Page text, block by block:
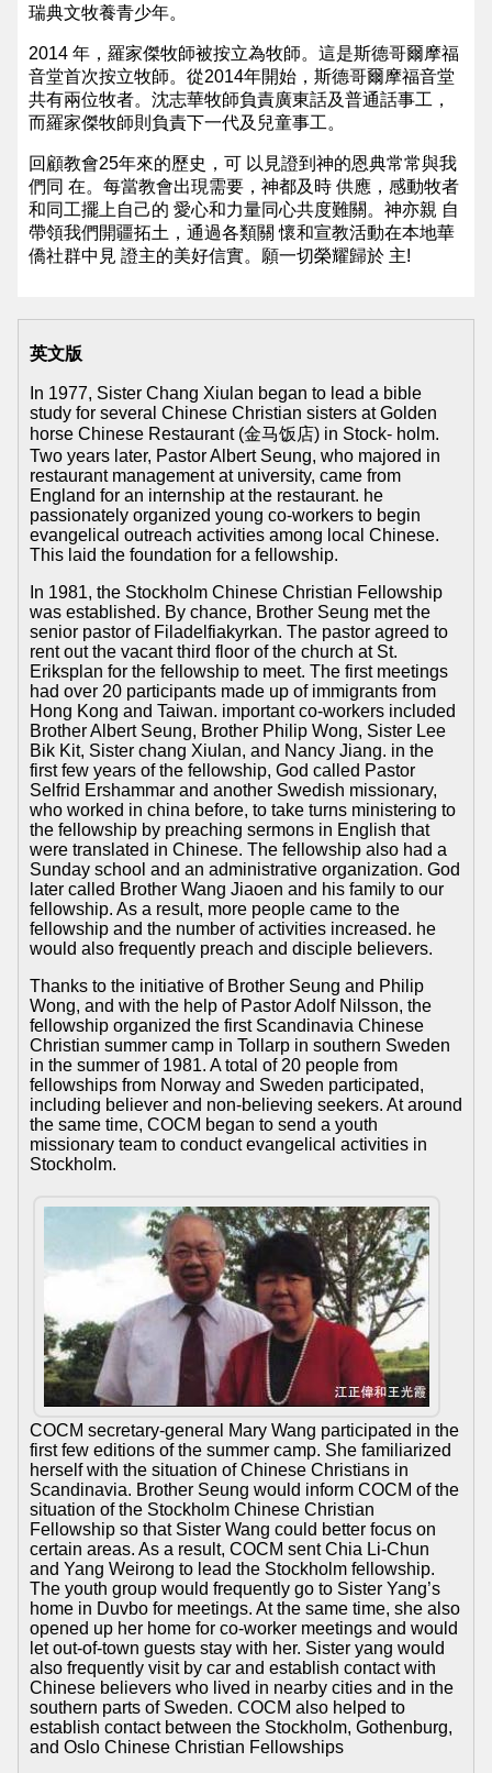
瑞典文牧養青少年。
2014 年，羅家傑牧師被按立為牧師。這是斯德哥爾摩福
音堂首次按立牧師。從2014年開始，斯德哥爾摩福音堂
共有兩位牧者。沈志華牧師負責廣東話及普通話事工，
而羅家傑牧師則負責下一代及兒童事工。
回顧教會25年來的歷史，可 以見證到神的恩典常常與我
們同 在。每當教會出現需要，神都及時 供應，感動牧者
和同工擺上自己的 愛心和力量同心共度難關。神亦親 自
帶領我們開疆拓土，通過各類關 懷和宣教活動在本地華
僑社群中見 證主的美好信實。願一切榮耀歸於 主!
英文版
In 1977, Sister Chang Xiulan began to lead a bible
study for several Chinese Christian sisters at Golden
horse Chinese Restaurant (金马饭店) in Stock- holm.
Two years later, Pastor Albert Seung, who majored in
restaurant management at university, came from
England for an internship at the restaurant. he
passionately organized young co-workers to begin
evangelical outreach activities among local Chinese.
This laid the foundation for a fellowship.
In 1981, the Stockholm Chinese Christian Fellowship
was established. By chance, Brother Seung met the
senior pastor of Filadelfiakyrkan. The pastor agreed to
rent out the vacant third floor of the church at St.
Eriksplan for the fellowship to meet. The first meetings
had over 20 participants made up of immigrants from
Hong Kong and Taiwan. important co-workers included
Brother Albert Seung, Brother Philip Wong, Sister Lee
Bik Kit, Sister chang Xiulan, and Nancy Jiang. in the
first few years of the fellowship, God called Pastor
Selfrid Ershammar and another Swedish missionary,
who worked in china before, to take turns ministering to
the fellowship by preaching sermons in English that
were translated in Chinese. The fellowship also had a
Sunday school and an administrative organization. God
later called Brother Wang Jiaoen and his family to our
fellowship. As a result, more people came to the
fellowship and the number of activities increased. he
would also frequently preach and disciple believers.
Thanks to the initiative of Brother Seung and Philip
Wong, and with the help of Pastor Adolf Nilsson, the
fellowship organized the first Scandinavia Chinese
Christian summer camp in Tollarp in southern Sweden
in the summer of 1981. A total of 20 people from
fellowships from Norway and Sweden participated,
including believer and non-believing seekers. At around
the same time, COCM began to send a youth
missionary team to conduct evangelical activities in
Stockholm.
COCM secretary-general Mary Wang participated in the
first few editions of the summer camp. She familiarized
herself with the situation of Chinese Christians in
Scandinavia. Brother Seung would inform COCM of the
situation of the Stockholm Chinese Christian
Fellowship so that Sister Wang could better focus on
certain areas. As a result, COCM sent Chia Li-Chun
and Yang Weirong to lead the Stockholm fellowship.
The youth group would frequently go to Sister Yang’s
home in Duvbo for meetings. At the same time, she also
opened up her home for co-worker meetings and would
let out-of-town guests stay with her. Sister yang would
also frequently visit by car and establish contact with
Chinese believers who lived in nearby cities and in the
southern parts of Sweden. COCM also helped to
establish contact between the Stockholm, Gothenburg,
and Oslo Chinese Christian Fellowships